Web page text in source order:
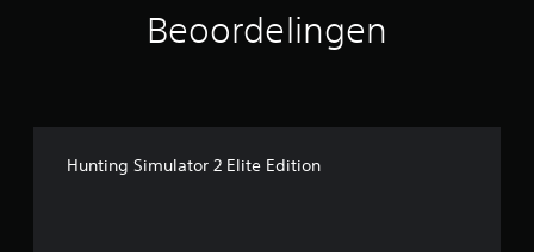
Beoordelingen
Hunting Simulator 2 Elite Edition